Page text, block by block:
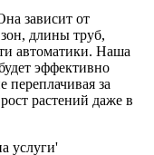
зависит от
длины труб,
автоматики. Наша
эффективно
переплачивая за
растений даже в